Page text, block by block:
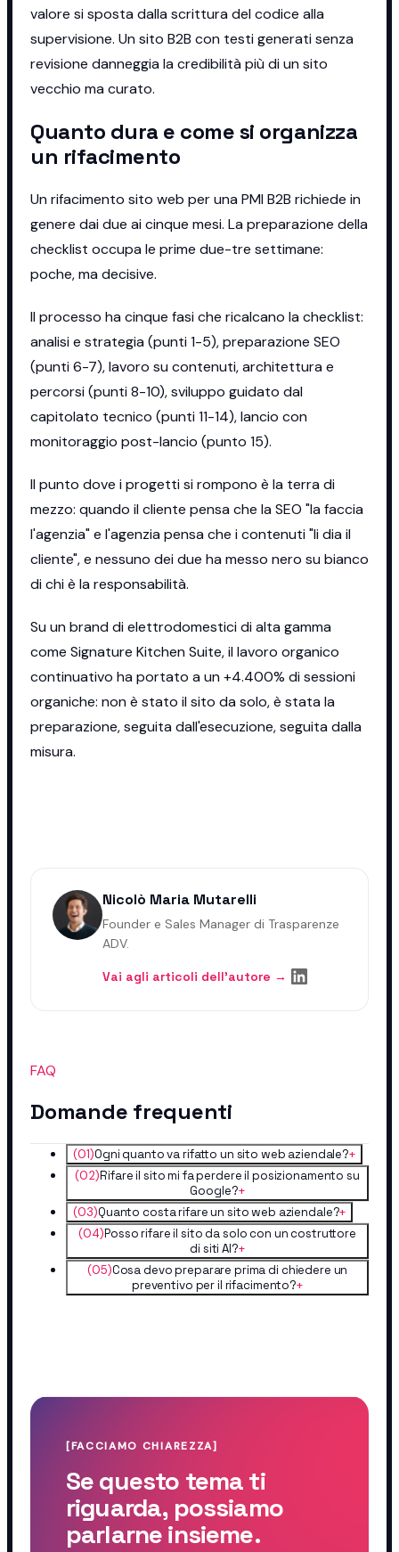
valore si sposta dalla scrittura del codice alla
supervisione. Un sito B2B con testi generati senza
revisione danneggia la credibilità più di un sito
vecchio ma curato.
Quanto dura e come si organizza
un rifacimento
Un rifacimento sito web per una PMI B2B richiede in
genere dai due ai cinque mesi. La preparazione della
checklist occupa le prime due-tre settimane:
poche, ma decisive.
Il processo ha cinque fasi che ricalcano la checklist:
analisi e strategia (punti 1-5), preparazione SEO
(punti 6-7), lavoro su contenuti, architettura e
percorsi (punti 8-10), sviluppo guidato dal
capitolato tecnico (punti 11-14), lancio con
monitoraggio post-lancio (punto 15).
Il punto dove i progetti si rompono è la terra di
mezzo: quando il cliente pensa che la SEO "la faccia
l'agenzia" e l'agenzia pensa che i contenuti "li dia il
cliente", e nessuno dei due ha messo nero su bianco
di chi è la responsabilità.
Su un brand di elettrodomestici di alta gamma
come Signature Kitchen Suite, il lavoro organico
continuativo ha portato a un +4.400% di sessioni
organiche: non è stato il sito da solo, è stata la
preparazione, seguita dall'esecuzione, seguita dalla
misura.
Nicolò Maria Mutarelli
Founder e Sales Manager di Trasparenze
ADV.
Vai agli articoli dell'autore →
FAQ
Domande frequenti
(01)Ogni quanto va rifatto un sito web aziendale?+
(02)Rifare il sito mi fa perdere il posizionamento su
Google?+
(03)Quanto costa rifare un sito web aziendale?+
(04)Posso rifare il sito da solo con un costruttore
di siti AI?+
(05)Cosa devo preparare prima di chiedere un
preventivo per il rifacimento?+
[FACCIAMO CHIAREZZA]
Se questo tema ti
riguarda, possiamo
parlarne insieme.